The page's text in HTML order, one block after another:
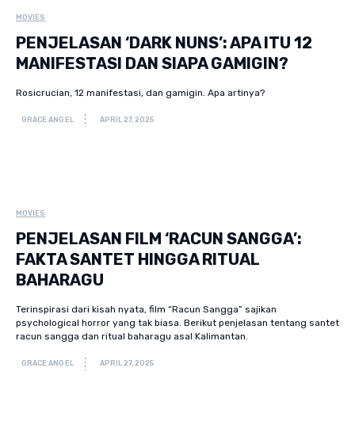
MOVIES
PENJELASAN ‘DARK NUNS’: APA ITU 12
MANIFESTASI DAN SIAPA GAMIGIN?
Rosicrucian, 12 manifestasi, dan gamigin. Apa artinya?
GRACE ANGEL APRIL 27, 2025
MOVIES
PENJELASAN FILM ‘RACUN SANGGA’:
FAKTA SANTET HINGGA RITUAL
BAHARAGU
Terinspirasi dari kisah nyata, film “Racun Sangga” sajikan
psychological horror yang tak biasa. Berikut penjelasan tentang santet
racun sangga dan ritual baharagu asal Kalimantan.
GRACE ANGEL APRIL 27, 2025